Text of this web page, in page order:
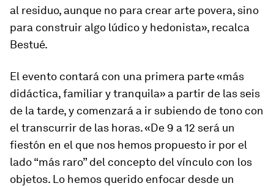
al residuo, aunque no para crear arte povera, sino
para construir algo lúdico y hedonista», recalca
Bestué.
El evento contará con una primera parte «más
didáctica, familiar y tranquila» a partir de las seis
de la tarde, y comenzará a ir subiendo de tono con
el transcurrir de las horas. «De 9 a 12 será un
fiestón en el que nos hemos propuesto ir por el
lado “más raro” del concepto del vínculo con los
objetos. Lo hemos querido enfocar desde un